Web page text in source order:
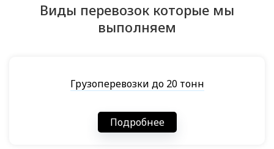
Виды перевозок которые мы
выполняем
Грузоперевозки до 20 тонн
Подробнее